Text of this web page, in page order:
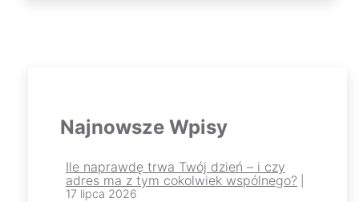
Najnowsze Wpisy
Ile naprawdę trwa Twój dzień – i czy
adres ma z tym cokolwiek wspólnego?
17 lipca 2026